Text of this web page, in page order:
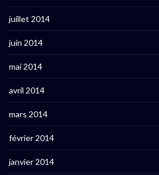
juillet 2014
juin 2014
mai 2014
avril 2014
mars 2014
février 2014
janvier 2014